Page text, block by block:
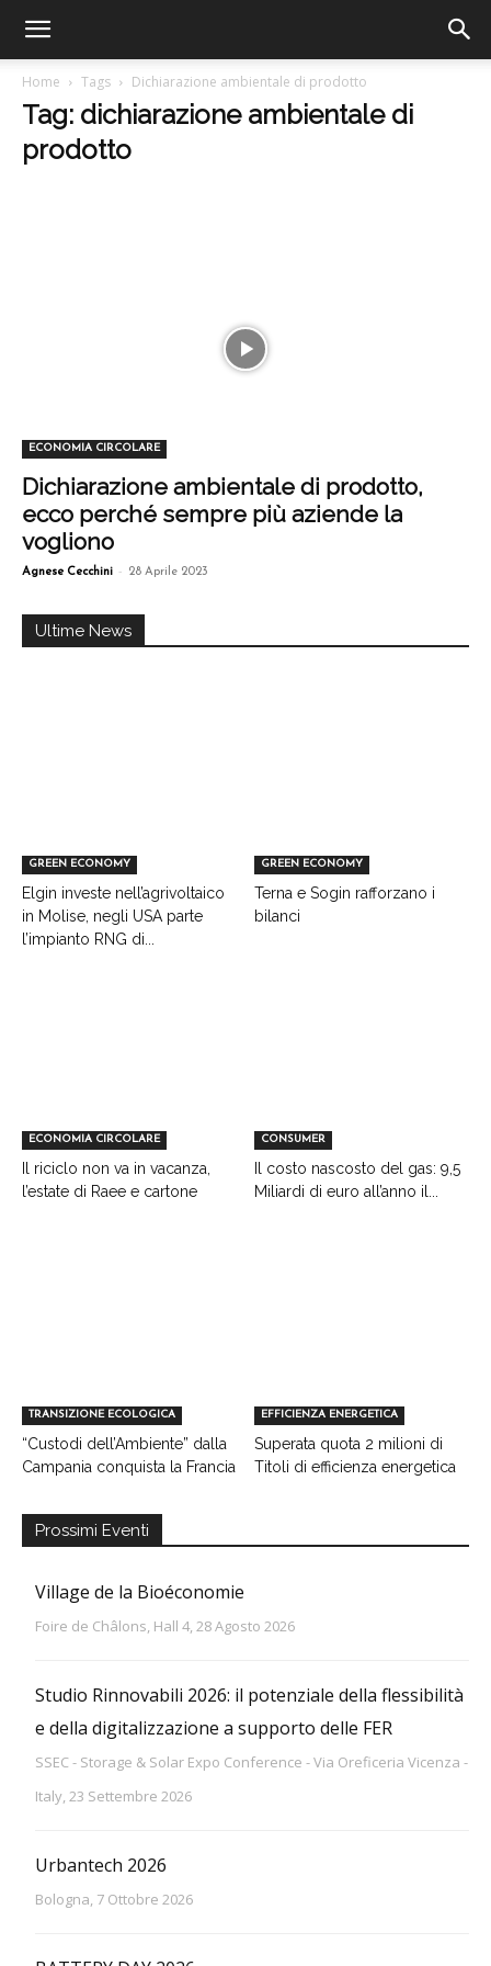
Home Tags Dichiarazione ambientale di prodotto
Tag: dichiarazione ambientale di
prodotto
ECONOMIA CIRCOLARE
Dichiarazione ambientale di prodotto,
ecco perché sempre più aziende la
vogliono
Agnese Cecchini - 28 Aprile 2023
Ultime News
GREEN ECONOMY
Elgin investe nell’agrivoltaico
in Molise, negli USA parte
l’impianto RNG di...
GREEN ECONOMY
Terna e Sogin rafforzano i
bilanci
ECONOMIA CIRCOLARE
Il riciclo non va in vacanza,
l’estate di Raee e cartone
CONSUMER
Il costo nascosto del gas: 9,5
Miliardi di euro all’anno il...
TRANSIZIONE ECOLOGICA
“Custodi dell’Ambiente” dalla
Campania conquista la Francia
EFFICIENZA ENERGETICA
Superata quota 2 milioni di
Titoli di efficienza energetica
Prossimi Eventi
Village de la Bioéconomie
Foire de Châlons, Hall 4, 28 Agosto 2026
Studio Rinnovabili 2026: il potenziale della flessibilità
e della digitalizzazione a supporto delle FER
SSEC - Storage & Solar Expo Conference - Via Oreficeria Vicenza -
Italy, 23 Settembre 2026
Urbantech 2026
Bologna, 7 Ottobre 2026